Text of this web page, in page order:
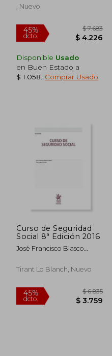
45%
dcto. $ 998
, Nuevo
45%
Disponible Usado
en Buen Estado a
$ 1.058
Comprar Usado
Curso de Seguridad
Social 8ª Edición 2016
José Francisco Blasco
Tirant Lo Blanch, Nuevo